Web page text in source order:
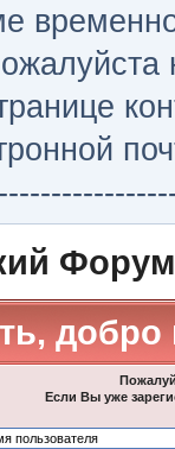
Форум
Если Вы уже